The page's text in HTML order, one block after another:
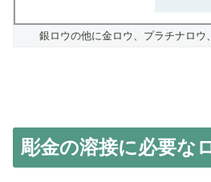
銀ロウの他に金ロウ、プラチナロウ
彫金の溶接に必要な